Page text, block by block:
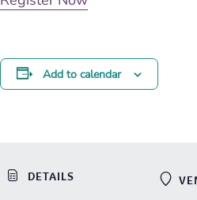
Add to calendar
DETAILS